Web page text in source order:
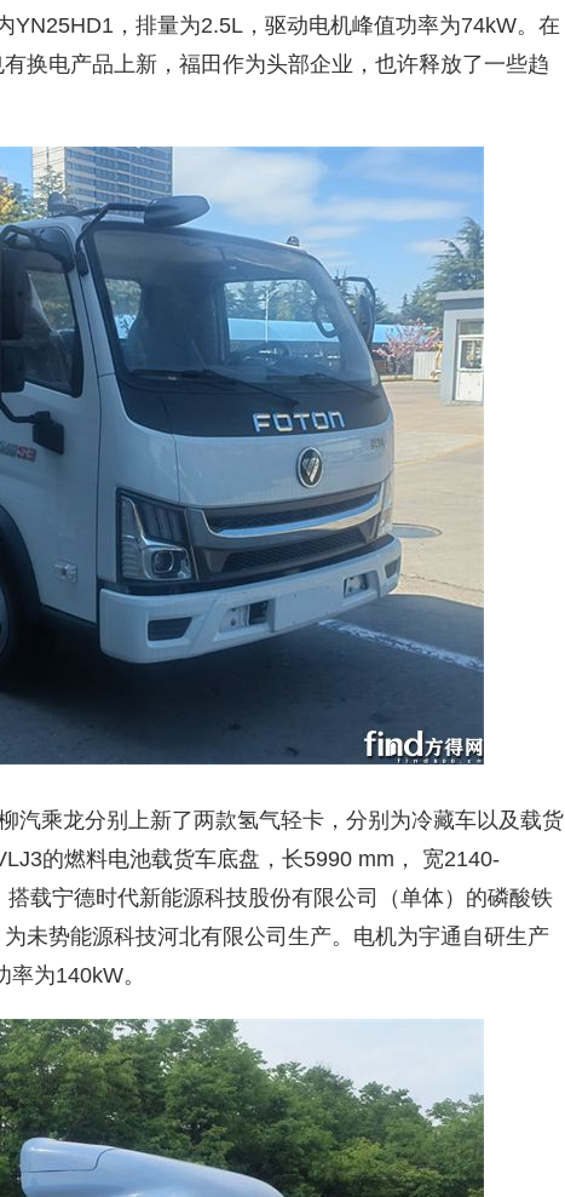
YN25HD1，排量为2.5L，驱动电机峰值功率为74kW。在
换电产品上新，福田作为头部企业，也许释放了一些趋
汽乘龙分别上新了两款氢气轻卡，分别为冷藏车以及载货
的燃料电池载货车底盘，长5990 mm， 宽2140-
载宁德时代新能源科技股份有限公司（单体）的磷酸铁
未势能源科技河北有限公司生产。电机为宇通自研生产
为140kW。